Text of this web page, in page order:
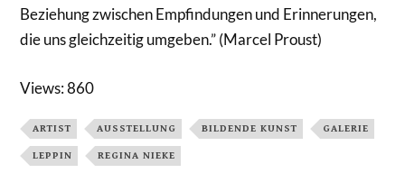
Beziehung zwischen Empfindungen und Erinnerungen,
die uns gleichzeitig umgeben.” (Marcel Proust)
Views: 860
ARTIST AUSSTELLUNG BILDENDE KUNST GALERIE
LEPPIN REGINA NIEKE